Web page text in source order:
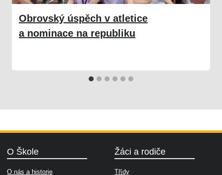
Obrovský úspěch v atletice
a nominace na republiku
O Škole
O nás a historie
Žáci a rodiče
Třídy